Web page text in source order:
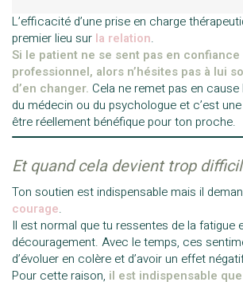
L’efficacité d’une prise en charge
premier lieu sur la relation.
Si le patient ne se sent pas en confiance
professionnel, alors n’hésites pas à lui
d’en changer. Cela ne remet pas en
du médecin ou du psychologue et c’est
être réellement bénéfique pour ton proche.
Et quand cela devient trop
Ton soutien est indispensable mais il
courage.
Il est normal que tu ressentes de la fatigue
découragement. Avec le temps, ces
d’évoluer en colère et d’avoir un effet
Pour cette raison, il est indispensable